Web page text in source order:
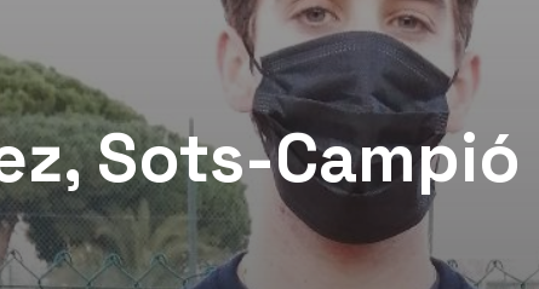
Sots-Campió